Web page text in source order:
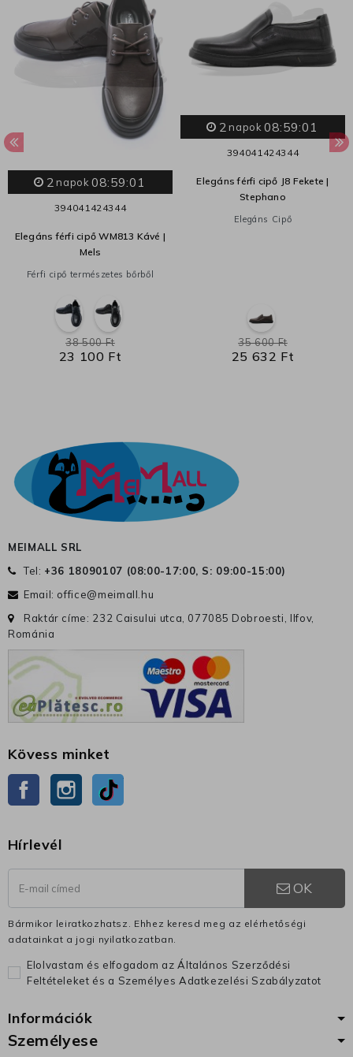
2 napok 08:59:01
394041 42 43 44
Elegáns férfi cipő WM813 Kávé |
Mels
Férfi cipő természetes bőrből
23 100 Ft
38 500 Ft
2 napok 08:59:01
3940414243 44
Elegáns férfi cipő J8 Fekete |
Stephano
Elegáns Cipő
25 632 Ft
35 600 Ft
MEIMALL SRL
Tel: +36 18090107 (08:00-17:00, S: 09:00-15:00)
Email: office@meimall.hu
Raktár címe: 232 Caisului utca, 077085 Dobroesti, Ilfov,
Románia
Kövess minket
Facebook Instagram
Hírlevél
OK
Bármikor leiratkozhatsz. Ehhez keresd meg az elérhetőségi
adatainkat a jogi nyilatkozatban.
Elolvastam és elfogadom az Általános Szerződési
Feltételeket és a Személyes Adatkezelési Szabályzatot
Információk
Személyese